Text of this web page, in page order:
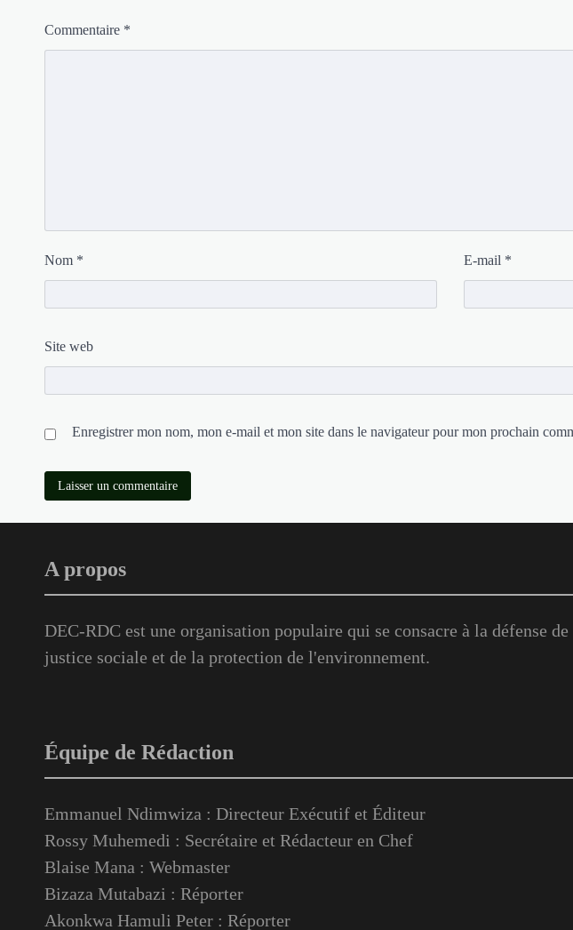
Commentaire *
Nom * E-mail *
Site web
Enregistrer mon nom, mon e-mail et mon site dans le navigateur pour mon prochain
A propos
DEC-RDC est une organisation populaire qui se consacre à la défense de
justice sociale et de la protection de l'environnement.
Équipe de Rédaction
Emmanuel Ndimwiza : Directeur Exécutif et Éditeur
Rossy Muhemedi : Secrétaire et Rédacteur en Chef
Blaise Mana : Webmaster
Bizaza Mutabazi : Réporter
Akonkwa Hamuli Peter : Réporter